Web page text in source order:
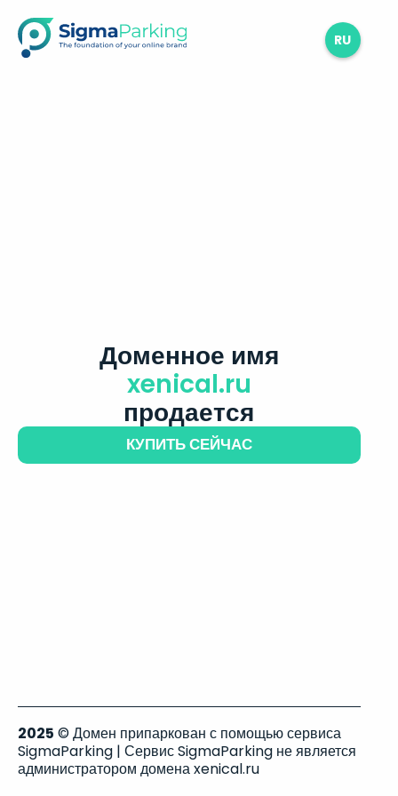
RU
Доменное имя
xenical.ru
продается
КУПИТЬ СЕЙЧАС
2025 © Домен припаркован с помощью сервиса
SigmaParking | Сервис SigmaParking не является
администратором домена xenical.ru